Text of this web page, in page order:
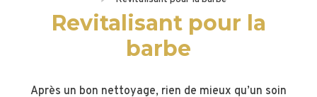
Revitalisant pour la
barbe
Après un bon nettoyage, rien de mieux qu’un soin